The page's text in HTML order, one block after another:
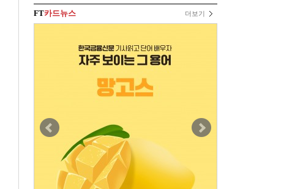
FT카드뉴스 더보기